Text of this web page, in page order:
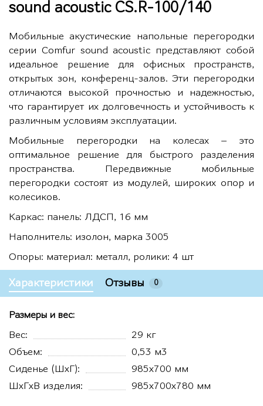
sound acoustic CS.R-100/140
Мобильные акустические напольные перегородки
серии Comfur sound acoustic представляют собой
идеальное решение для офисных пространств,
открытых зон, конференц-залов. Эти перегородки
отличаются высокой прочностью и надежностью,
что гарантирует их долговечность и устойчивость к
различным условиям эксплуатации.
Мобильные перегородки на колесах – это
оптимальное решение для быстрого разделения
пространства. Передвижные мобильные
перегородки состоят из модулей, широких опор и
колесиков.
Каркас: панель: ЛДСП, 16 мм
Наполнитель: изолон, марка 3005
Опоры: материал: металл, ролики: 4 шт
Характеристики Отзывы 0
Размеры и вес:
Вес:
29 кг
Объем:
0,53 м3
Сиденье (ШхГ):
985x700 мм
ШхГхВ изделия:
985x700x780 мм